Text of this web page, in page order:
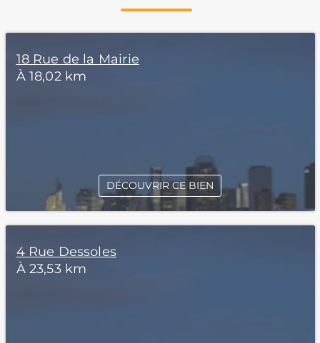
18 Rue de la Mairie
À 18,02 km
DÉCOUVRIR CE BIEN
4 Rue Dessoles
À 23,53 km